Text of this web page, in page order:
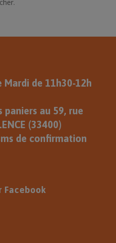
Mardi de 11h30-12h
paniers au 59, rue
(33400)
de confirmation
Facebook